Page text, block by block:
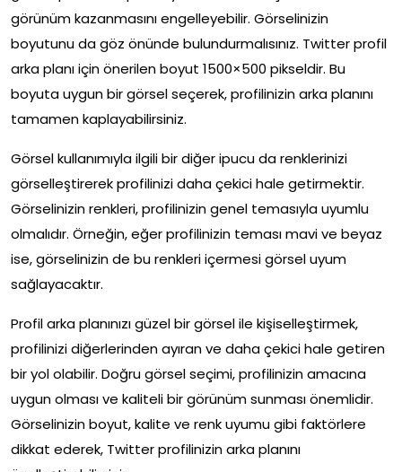
görünüm kazanmasını engelleyebilir. Görselinizin
boyutunu da göz önünde bulundurmalısınız. Twitter profil
arka planı için önerilen boyut 1500×500 pikseldir. Bu
boyuta uygun bir görsel seçerek, profilinizin arka planını
tamamen kaplayabilirsiniz.
Görsel kullanımıyla ilgili bir diğer ipucu da renklerinizi
görselleştirerek profilinizi daha çekici hale getirmektir.
Görselinizin renkleri, profilinizin genel temasıyla uyumlu
olmalıdır. Örneğin, eğer profilinizin teması mavi ve beyaz
ise, görselinizin de bu renkleri içermesi görsel uyum
sağlayacaktır.
Profil arka planınızı güzel bir görsel ile kişiselleştirmek,
profilinizi diğerlerinden ayıran ve daha çekici hale getiren
bir yol olabilir. Doğru görsel seçimi, profilinizin amacına
uygun olması ve kaliteli bir görünüm sunması önemlidir.
Görselinizin boyut, kalite ve renk uyumu gibi faktörlere
dikkat ederek, Twitter profilinizin arka planını